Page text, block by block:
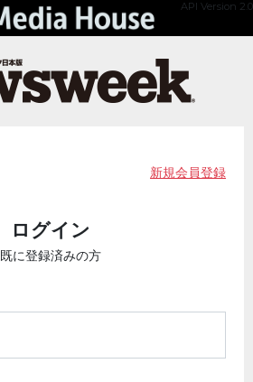
API Version 2.0
新規会員登録
ログイン
既に登録済みの方